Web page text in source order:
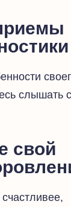
слышать
свой
счастливее,